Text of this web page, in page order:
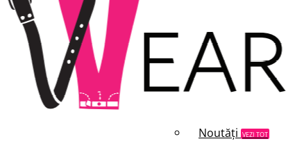
MENIU
Categorii
Branduri
Noutăți VEZI TOT